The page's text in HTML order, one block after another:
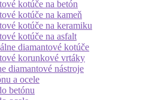
kotúče na betón
kotúče na kameň
kotúče na keramiku
kotúče na asfalt
diamantové kotúče
korunkové vrtáky
diamantové nástroje
a ocele
betónu